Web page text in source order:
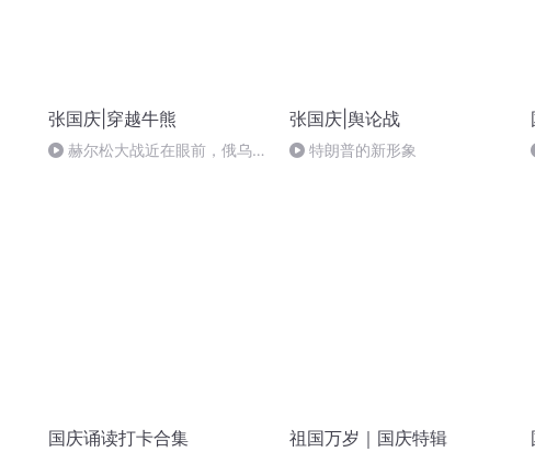
张国庆|穿越牛熊
赫尔松大战近在眼前，俄乌冲
张国庆|舆论战
特朗普的新形象
国庆诵读打卡合集 祖国万岁｜国庆特辑